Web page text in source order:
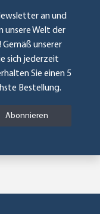
an und
unsere Welt der
unserer
sich jederzeit
Sie einen 5
Bestellung.
Abonnieren